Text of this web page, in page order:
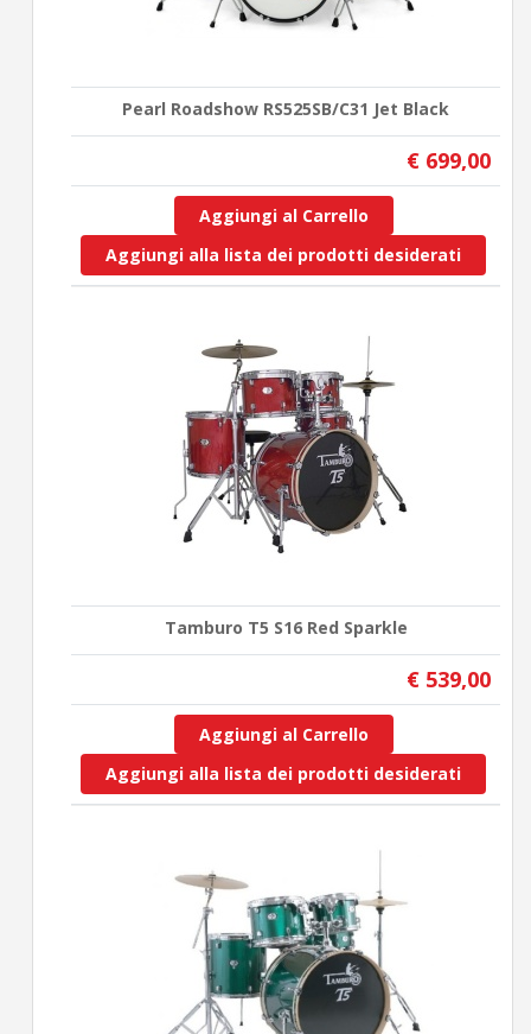
Pearl Roadshow RS525SB/C31 Jet Black
€ 699,00
Aggiungi al Carrello
Aggiungi alla lista dei prodotti desiderati
Tamburo T5 S16 Red Sparkle
€ 539,00
Aggiungi al Carrello
Aggiungi alla lista dei prodotti desiderati